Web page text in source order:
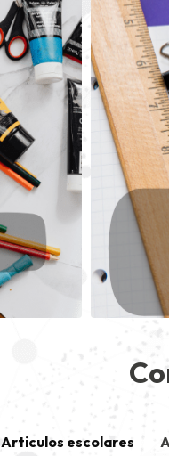
Articulos escolares